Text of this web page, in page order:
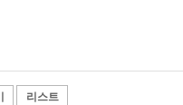
리스트